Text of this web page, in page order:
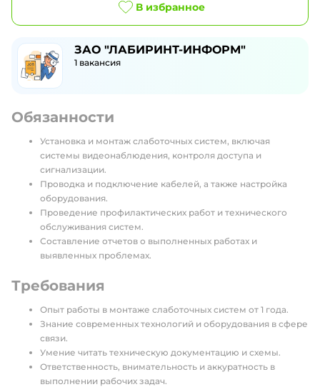
В избранное
ЗАО "ЛАБИРИНТ-ИНФОРМ"
1 вакансия
Обязанности
Установка и монтаж слаботочных систем, включая
системы видеонаблюдения, контроля доступа и
сигнализации.
Проводка и подключение кабелей, а также настройка
оборудования.
Проведение профилактических работ и технического
обслуживания систем.
Составление отчетов о выполненных работах и
выявленных проблемах.
Требования
Опыт работы в монтаже слаботочных систем от 1 года.
Знание современных технологий и оборудования в сфере
связи.
Умение читать техническую документацию и схемы.
Ответственность, внимательность и аккуратность в
выполнении рабочих задач.